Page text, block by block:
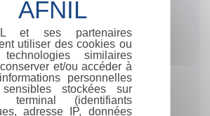
Erdre
et ses partenaires
utiliser des cookies ou
similaires
et/ou accéder à
personnelles
stockées sur
terminal (identifiants
adresse IP, données